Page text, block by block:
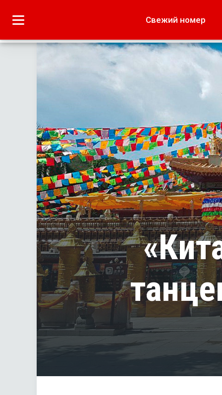
Свежий номер
Лето наших